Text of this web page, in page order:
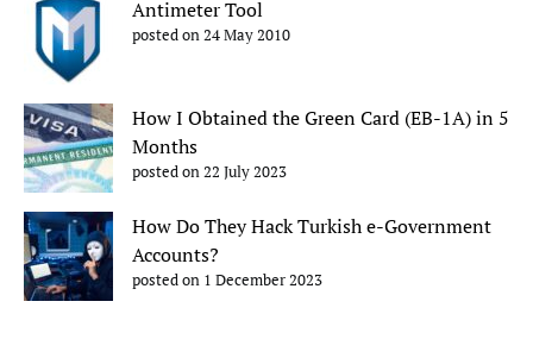
Antimeter Tool
posted on 24 May 2010
How I Obtained the Green Card (EB-1A) in 5
Months
posted on 22 July 2023
How Do They Hack Turkish e-Government
Accounts?
posted on 1 December 2023